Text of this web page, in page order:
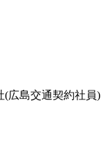
(広島交通契約社員)